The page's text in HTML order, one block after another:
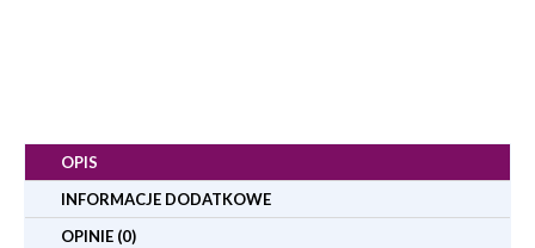
OPIS
INFORMACJE DODATKOWE
OPINIE (0)